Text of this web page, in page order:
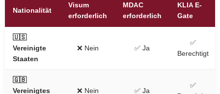
Nationalität
Visum
erforderlich
MDAC
erforderlich
KLIA E-
Gate
🇺🇸
Vereinigte
Staaten
❌ Nein ✅ Ja
✅
Berechtigt
🇬🇧
Vereinigtes
❌ Nein ✅ Ja
✅